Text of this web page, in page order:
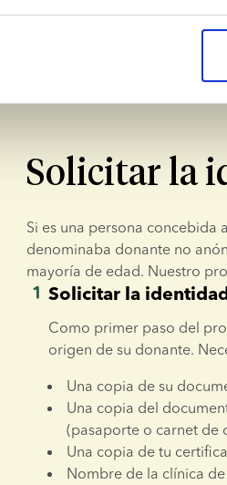
Solicitar la
Si es una persona concebida
denominaba donante no
mayoría de edad. Nuestro
Solicitar la
Como primer paso del
origen de su donante.
Una copia de su
Una copia del
(pasaporte o carnet de
Una copia de tu
Nombre de la clínica